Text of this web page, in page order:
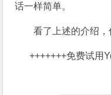
话一样简单。
看了上述的介绍
+++++++免费试用